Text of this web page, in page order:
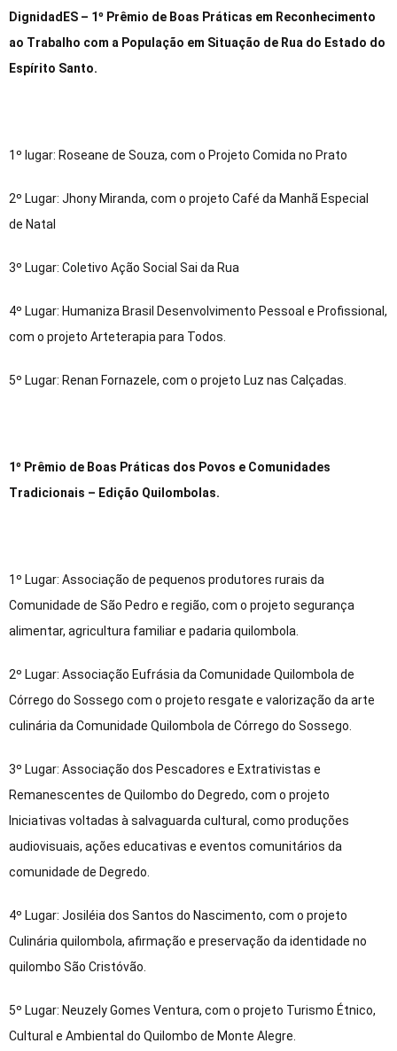
DignidadES – 1º Prêmio de Boas Práticas em Reconhecimento
ao Trabalho com a População em Situação de Rua do Estado do
Espírito Santo.
1º lugar: Roseane de Souza, com o Projeto Comida no Prato
2º Lugar: Jhony Miranda, com o projeto Café da Manhã Especial
de Natal
3º Lugar: Coletivo Ação Social Sai da Rua
4º Lugar: Humaniza Brasil Desenvolvimento Pessoal e Profissional,
com o projeto Arteterapia para Todos.
5º Lugar: Renan Fornazele, com o projeto Luz nas Calçadas.
1º Prêmio de Boas Práticas dos Povos e Comunidades
Tradicionais – Edição Quilombolas.
1º Lugar: Associação de pequenos produtores rurais da
Comunidade de São Pedro e região, com o projeto segurança
alimentar, agricultura familiar e padaria quilombola.
2º Lugar: Associação Eufrásia da Comunidade Quilombola de
Córrego do Sossego com o projeto resgate e valorização da arte
culinária da Comunidade Quilombola de Córrego do Sossego.
3º Lugar: Associação dos Pescadores e Extrativistas e
Remanescentes de Quilombo do Degredo, com o projeto
Iniciativas voltadas à salvaguarda cultural, como produções
audiovisuais, ações educativas e eventos comunitários da
comunidade de Degredo.
4º Lugar: Josiléia dos Santos do Nascimento, com o projeto
Culinária quilombola, afirmação e preservação da identidade no
quilombo São Cristóvão.
5º Lugar: Neuzely Gomes Ventura, com o projeto Turismo Étnico,
Cultural e Ambiental do Quilombo de Monte Alegre.